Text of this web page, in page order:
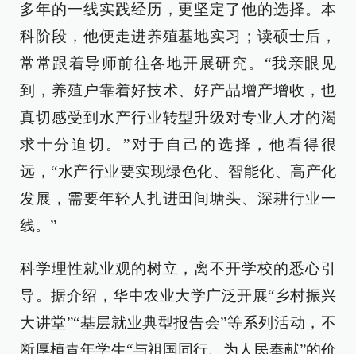
多年的一线实践经历，更坚定了他的选择。本
科阶段，他便走进养殖基地实习；读硕士后，
常常跟着导师前往各地开展研究。“我亲眼见
到，养殖户靠着好技术、好产品增产增收，也
真切感受到水产行业转型升级对专业人才的渴
求十分迫切。”对于自己的选择，他看得很
远，“水产行业要实现绿色化、智能化、高产化
发展，需要年轻人扎进田间塘头、深耕行业一
线。”
科学理性就业观的树立，离不开学校的悉心引
导。据介绍，华中农业大学广泛开展“乡村振兴
大讲堂”“基层就业典型报告会”等系列活动，不
断厚植青年学生“与祖国同行、为人民奉献”的价